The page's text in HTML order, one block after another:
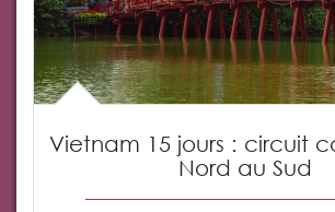
Vietnam 15 jours : circuit
Nord au Sud